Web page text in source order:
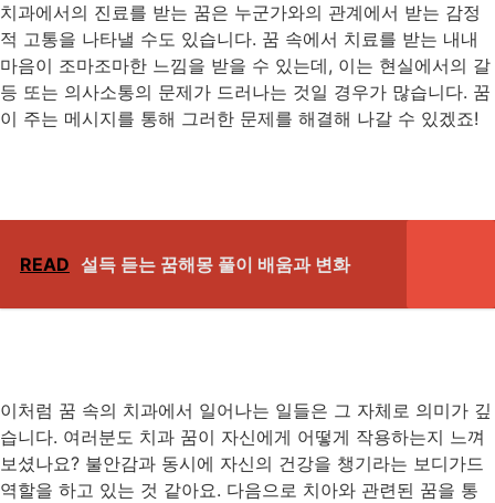
치과에서의 진료를 받는 꿈은 누군가와의 관계에서 받는 감정
적 고통을 나타낼 수도 있습니다. 꿈 속에서 치료를 받는 내내
마음이 조마조마한 느낌을 받을 수 있는데, 이는 현실에서의 갈
등 또는 의사소통의 문제가 드러나는 것일 경우가 많습니다. 꿈
이 주는 메시지를 통해 그러한 문제를 해결해 나갈 수 있겠죠!
READ 설득 듣는 꿈해몽 풀이 배움과 변화
이처럼 꿈 속의 치과에서 일어나는 일들은 그 자체로 의미가 깊
습니다. 여러분도 치과 꿈이 자신에게 어떻게 작용하는지 느껴
보셨나요? 불안감과 동시에 자신의 건강을 챙기라는 보디가드
역할을 하고 있는 것 같아요. 다음으로 치아와 관련된 꿈을 통